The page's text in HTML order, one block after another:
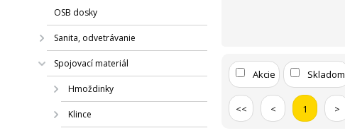
OSB dosky
Sanita, odvetrávanie
Spojovací materiál
Hmoždinky
Klince
Akcie Skladom
<< < 1 >